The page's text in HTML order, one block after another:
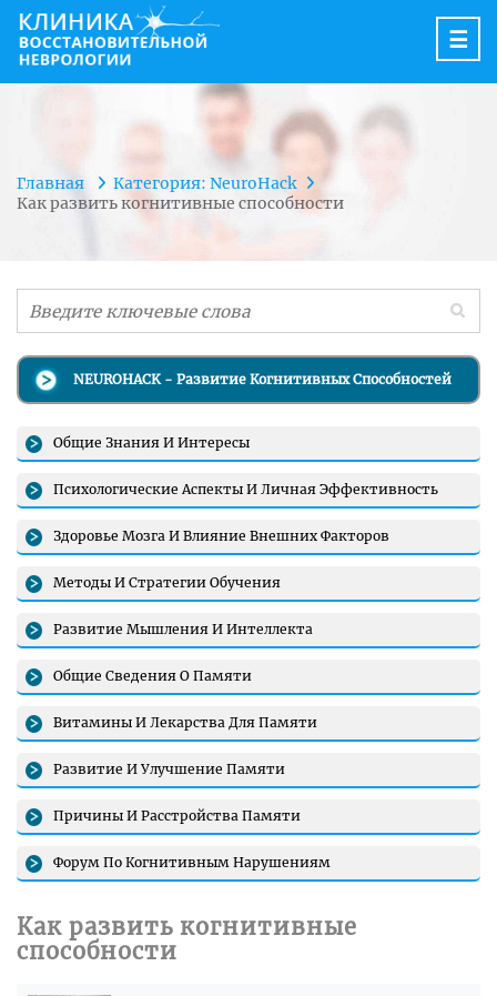
☰
Главная
Категория: NeuroHack
Как развить когнитивные способности
Как развить когнитивные
способности
NEUROHACK - Развитие Когнитивных Способностей
Общие Знания И Интересы
Психологические Аспекты И Личная Эффективность
Здоровье Мозга И Влияние Внешних Факторов
Методы И Стратегии Обучения
Развитие Мышления И Интеллекта
Общие Сведения О Памяти
Витамины И Лекарства Для Памяти
Развитие И Улучшение Памяти
Причины И Расстройства Памяти
Форум По Когнитивным Нарушениям